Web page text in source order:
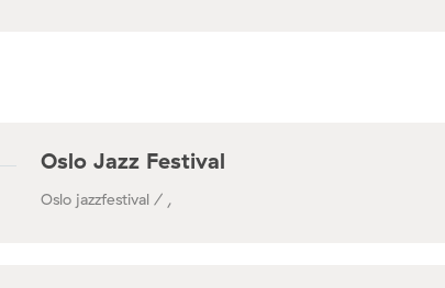
Oslo Jazz Festival
Oslo jazzfestival / ,